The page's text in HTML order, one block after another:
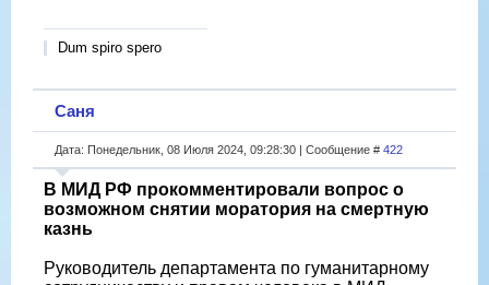
Dum spiro spero
Саня
Дата: Понедельник, 08 Июля 2024, 09:28:30 | Сообщение # 422
В МИД РФ прокомментировали вопрос о
возможном снятии моратория на смертную
казнь
Руководитель департамента по гуманитарному